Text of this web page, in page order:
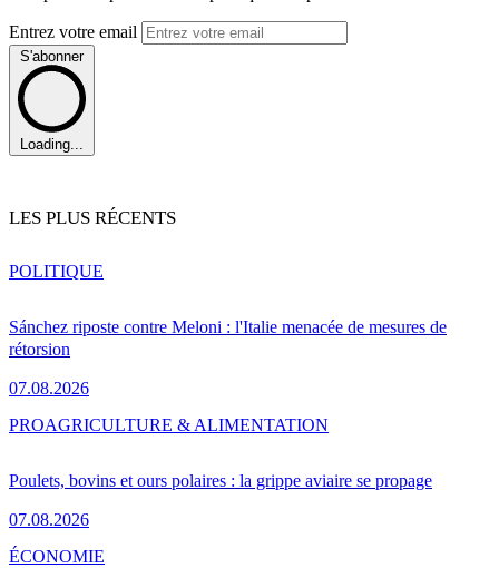
Entrez votre email
S'abonner
Loading...
LES PLUS RÉCENTS
Sánchez riposte contre Meloni : l'Italie menacée de mesures de
rétorsion
07.08.2026
POLITIQUE
Poulets, bovins et ours polaires : la grippe aviaire se propage
07.08.2026
PROAGRICULTURE & ALIMENTATION
ÉCONOMIE